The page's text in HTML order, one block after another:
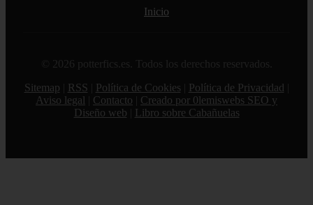
Inicio
© 2026 potterfics.es. Todos los derechos reservados.
Sitemap
RSS Política de Cookies Política de Privacidad
Aviso legal
Contacto
Creado por 0lemiswebs SEO y
Diseño web
Libro sobre Cabañuelas